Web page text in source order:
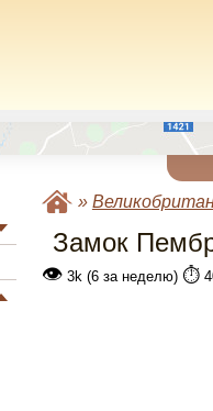
»
Замок
👁3k (6 за неделю) ⏱️